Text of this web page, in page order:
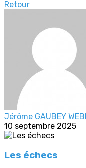
Retour
Jérôme GAUBEY
10 septembre 2025
Les échecs